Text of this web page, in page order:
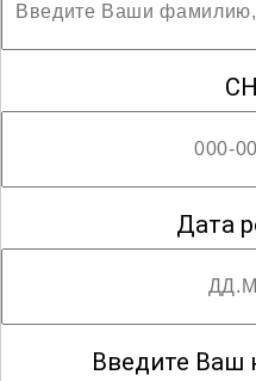
Дата
Введите Ваш